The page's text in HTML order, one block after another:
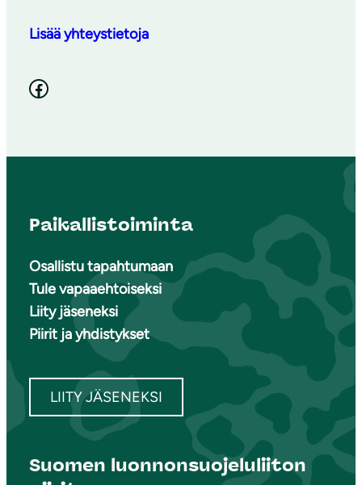
Lisää yhteystietoja
Facebook
Paikallistoiminta
Osallistu tapahtumaan
Tule vapaaehtoiseksi
Liity jäseneksi
Piirit ja yhdistykset
LIITY JÄSENEKSI
Suomen luonnonsuojeluliiton